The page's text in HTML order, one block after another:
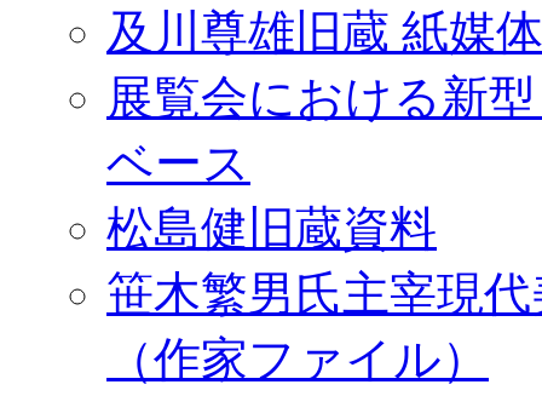
及川尊雄旧蔵 紙媒
展覧会における新
ベース
松島健旧蔵資料
笹木繁男氏主宰現
（作家ファイル）